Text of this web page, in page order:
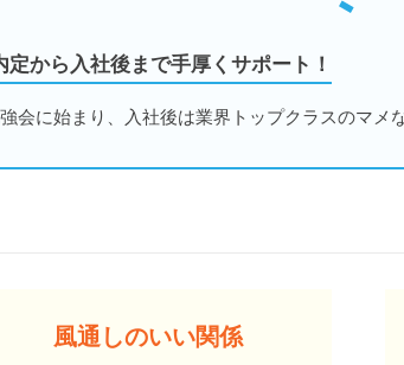
定から入社後まで手厚くサポート！
会に始まり、入社後は業界トップクラスのマメ
風通しのいい関係